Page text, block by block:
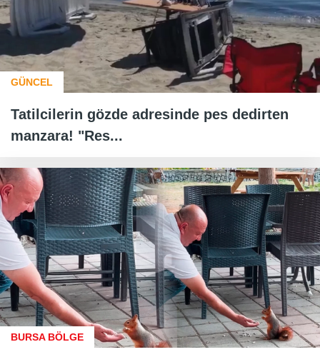
GÜNCEL
Tatilcilerin gözde adresinde pes dedirten
manzara! "Res...
BURSA BÖLGE